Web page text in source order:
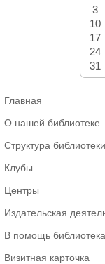
3
10
17
24
31
Главная
О нашей библиотеке
Структура библиотеки
Клубы
Центры
Издательская
В помощь
Визитная карточка